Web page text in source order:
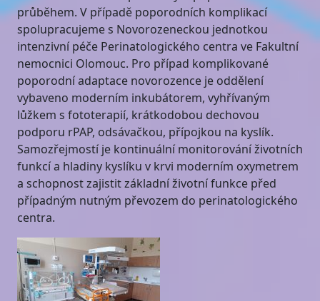
průběhem. V případě poporodních komplikací
spolupracujeme s Novorozeneckou jednotkou
intenzivní péče Perinatologického centra ve Fakultní
nemocnici Olomouc. Pro případ komplikované
poporodní adaptace novorozence je oddělení
vybaveno moderním inkubátorem, vyhřívaným
lůžkem s fototerapií, krátkodobou dechovou
podporu rPAP, odsávačkou, přípojkou na kyslík.
Samozřejmostí je kontinuální monitorování životních
funkcí a hladiny kyslíku v krvi moderním oxymetrem
a schopnost zajistit základní životní funkce před
případným nutným převozem do perinatologického
centra.